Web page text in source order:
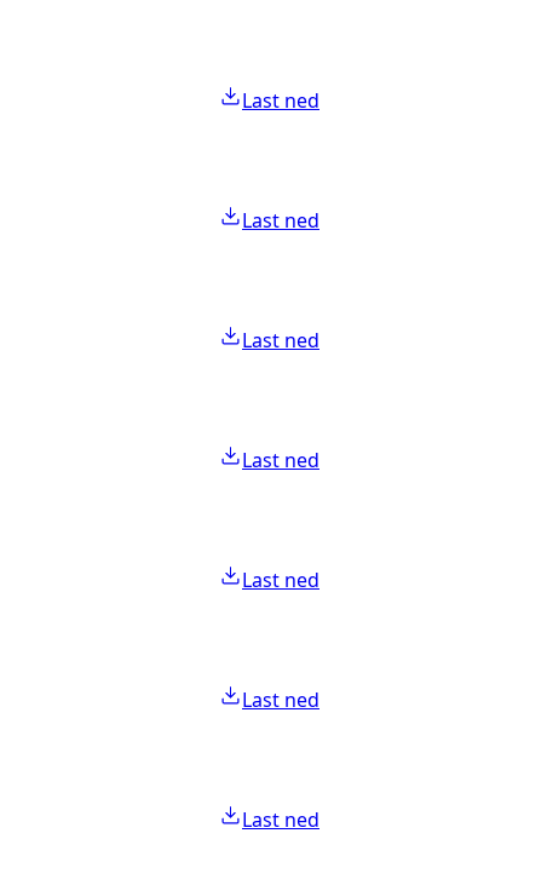
Last ned
Last ned
Last ned
Last ned
Last ned
Last ned
Last ned